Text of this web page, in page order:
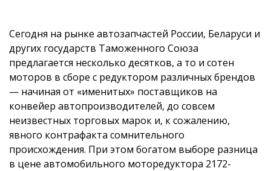
Сегодня на рынке автозапчастей России, Беларуси и
других государств Таможенного Союза
предлагается несколько десятков, а то и сотен
моторов в сборе с редуктором различных брендов
— начиная от «именитых» поставщиков на
конвейер автопроизводителей, до совсем
неизвестных торговых марок и, к сожалению,
явного контрафакта сомнительного
происхождения. При этом богатом выборе разница
в цене автомобильного моторедуктора 2172-